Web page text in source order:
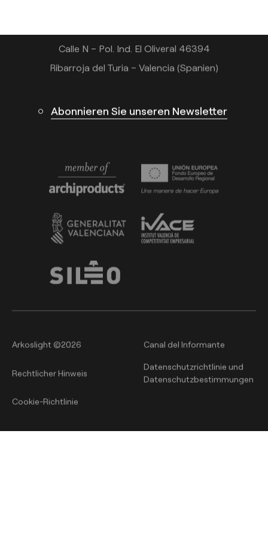
Calle N – Pol. Ind. El Oliveral 46394
Ribarroja del Turia – Valencia (Spanien)
Abonnieren Sie unseren Newsletter
Arkoslight ©2026 Canal del Informante
Rechtlicher Hinweis
Datenschutzrichtlinie und
Datenschutzbestimmungen
Cookie-Richtlinie